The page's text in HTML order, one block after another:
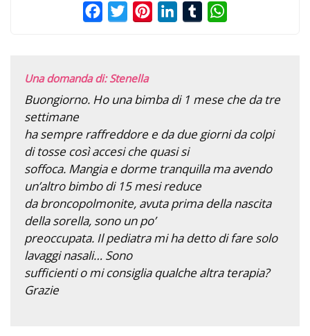
FacebookTwitterPinterestLinkedInTumblr
Una domanda di: Stenella
Buongiorno. Ho una bimba di 1 mese che da tre
settimane
ha sempre raffreddore e da due giorni da colpi
di tosse così accesi che quasi si
soffoca. Mangia e dorme tranquilla ma avendo
un’altro bimbo di 15 mesi reduce
da broncopolmonite, avuta prima della nascita
della sorella, sono un po’
preoccupata. Il pediatra mi ha detto di fare solo
lavaggi nasali… Sono
sufficienti o mi consiglia qualche altra terapia?
Grazie